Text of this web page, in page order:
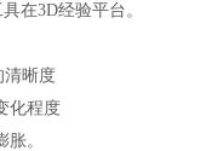
具在3D经验平台。
清晰度
化程度
。